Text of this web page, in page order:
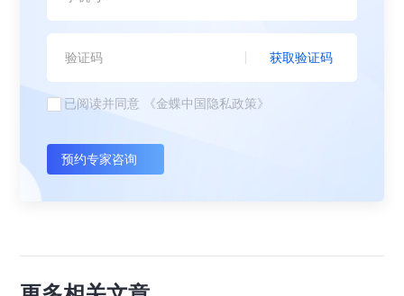
获取验证码
已阅读并同意 《金蝶中国隐私政策》
预约专家咨询